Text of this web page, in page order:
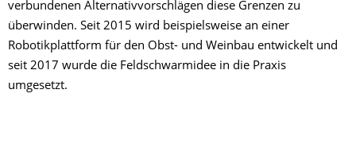
verbundenen Alternativvorschlägen diese Grenzen zu
überwinden. Seit 2015 wird beispielsweise an einer
Robotikplattform für den Obst- und Weinbau entwickelt und
seit 2017 wurde die Feldschwarmidee in die Praxis
umgesetzt.